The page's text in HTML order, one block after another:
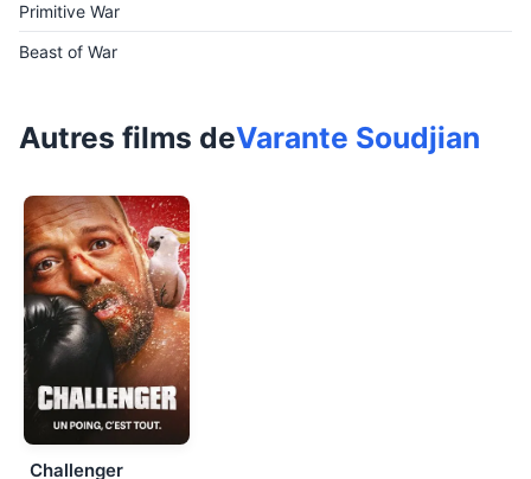
Primitive War
Beast of War
Autres films deVarante Soudjian
Challenger